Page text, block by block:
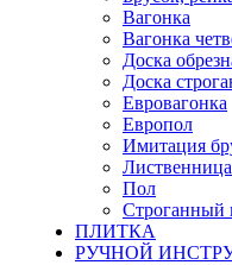
Вагонка
Вагонка
Доска
Доска
Евровагонка
Европол
Имитация
Лиственница
Пол
Строганный
ПЛИТКА
РУЧНОЙ